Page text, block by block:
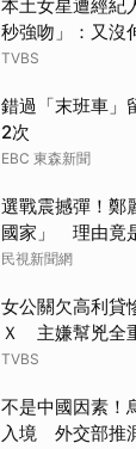
本土女星遭經紀
秒強吻」：又沒
TVBS
錯過「末班車」
2次
EBC 東森新聞
選戰震撼彈！鄭
國家」 理由竟
民視新聞網
女公關欠高利貸
Ｘ 主嫌幫兇全
TVBS
不是中國因素！
入境 外交部推